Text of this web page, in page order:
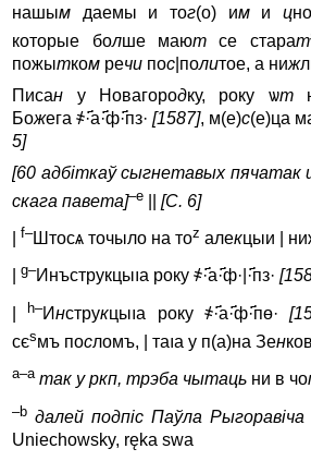
нашым даемы и тог(о) ими ц
которые болше маютсе старат
пожытком речи пос |политое, а ниж
Писан y Новагородку, року ѡт
Божега ҂·҃а·҃ф·҃пз·[1587], м(е)с(е)ца
5]
[60 адбіткаў сыгнетавых
скага павета]–e ||[С. 6]
f–Штосѧ точыло на тоz алекцыи |
|g–Инъстрyкцыıa рокy ҂·҃а·҃ф·|·҃пз·
|h–Инструкцыıa рокy ҂·҃а·҃ф·҃пө·
сєsмъ посломъ, | таıa y п(а)на Зен
a–a так у ркп, трэба чытаць ни в чо
–b далей подпіс Паўла Рыгоравіча
Uniechowsky, ręka swa